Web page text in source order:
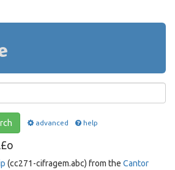
advanced help
(cc271-cifragem.abc) from the Cantor